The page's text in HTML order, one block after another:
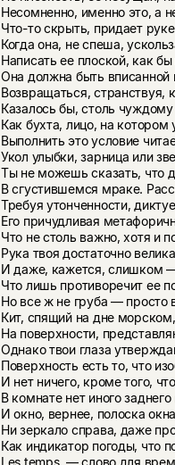
Несомненно, именно это, а
Что-то скрыть, придает
Когда она, не спеша,
Написать ее плоской, как
Она должна быть вписанной
Возвращаться, странствуя,
Казалось бы, столь
Как бухта, лицо, на котором
Выполнить это условие
Укол улыбки, зарница или
Ты не можешь сказать, что
В сгустившемся мраке.
Требуя утонченности,
Его причудливая
Что не столь важно, хотя и
Рука твоя достаточно
И даже, кажется, слишком
Что лишь противоречит ее
Но все ж не груба — просто
Кит, спящий на дне
На поверхности,
Однако твои глаза
Поверхность есть то, что
И нет ничего, кроме того,
В комнате нет иного
И окно, вернее, полоска
Ни зеркало справа, даже
Как индикатор погоды, что
Les temps, — слово для